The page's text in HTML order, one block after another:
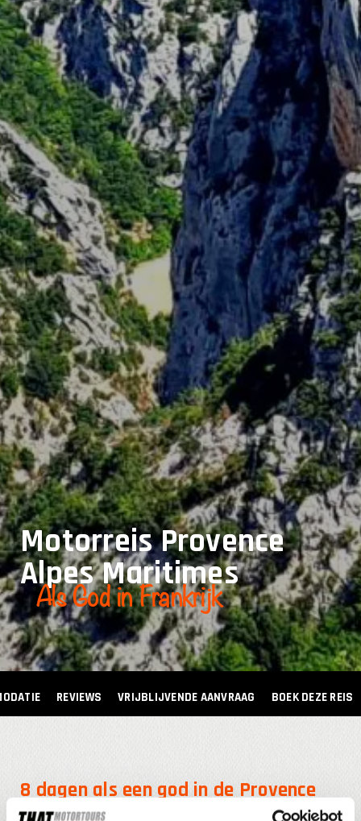
Motorreis Provence
Alpes Maritimes
Als God in Frankrijk
REVIEWS VRIJBLIJVENDE AANVRAAG BOEK DEZE REIS
8 dagen als een god in de Provence